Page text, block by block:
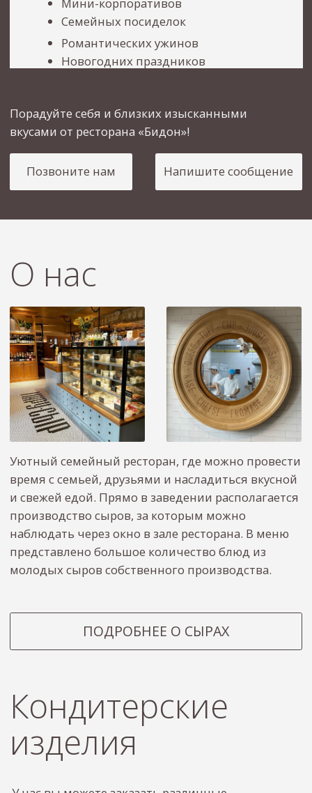
Кондитерские
изделия
Для ознакомления с вариантами начинок и
выбора оформления вашего десерта, свяжитесь
с нами и мы вам все расскажем и поможем.
Связаться
Нежный сливочный вкус фирменного
из трех видов сыра
В Бидон вернулась легенда!